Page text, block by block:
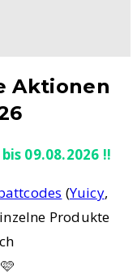
Aktionen
09.08.2026 !!
(Yuicy,
Produkte